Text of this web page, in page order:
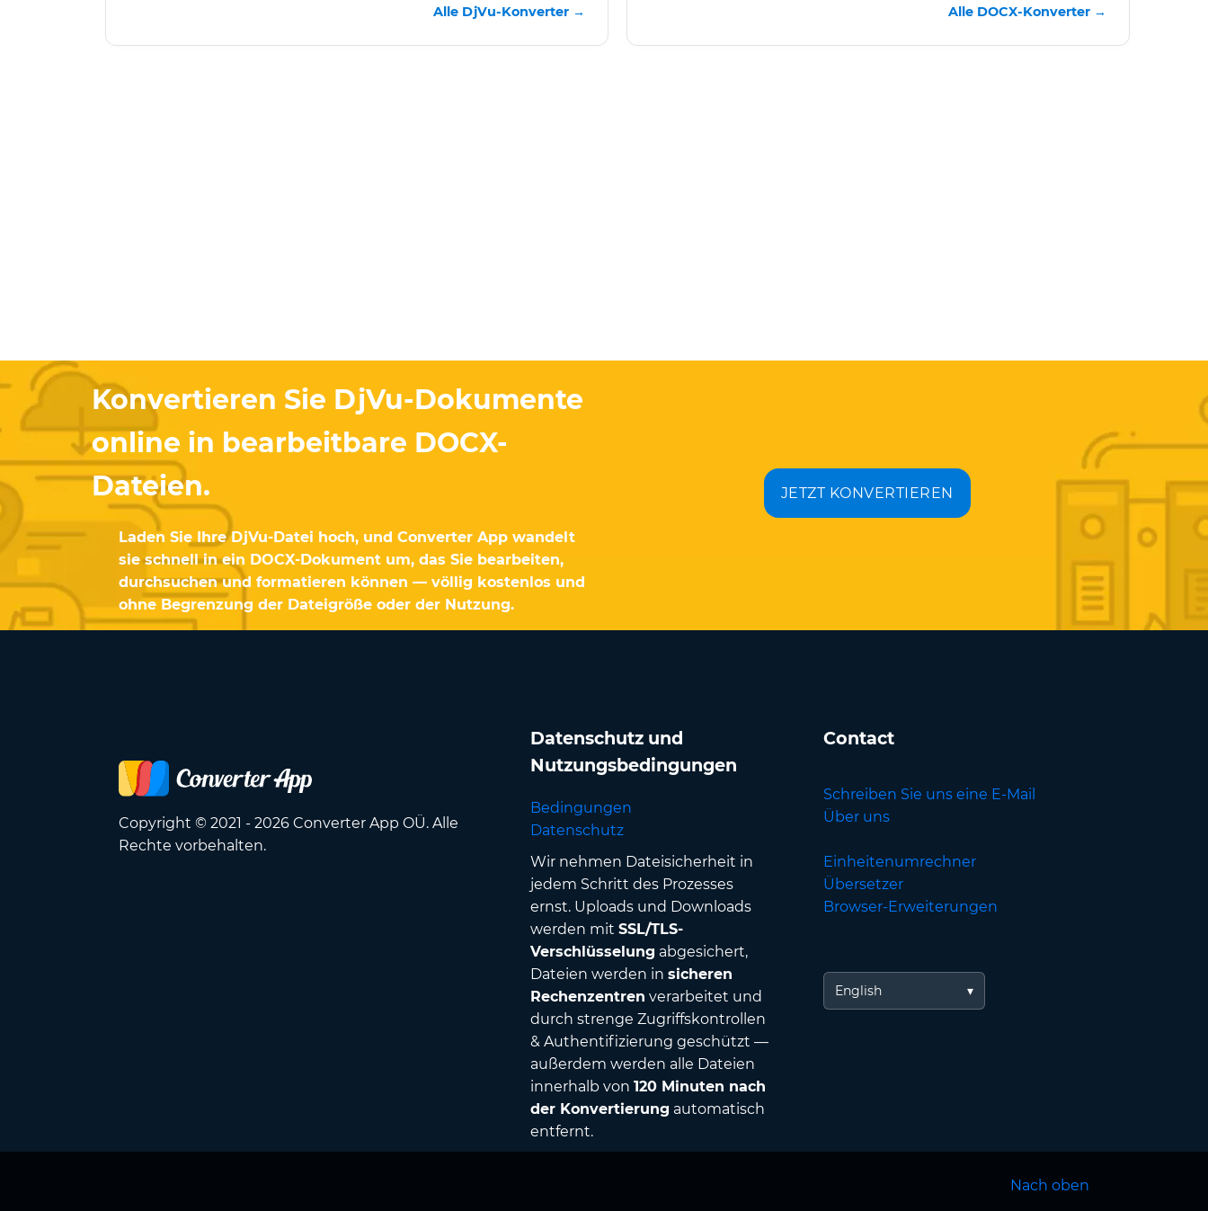
Alle DjVu-Konverter → Alle DOCX-Konverter →
Konvertieren Sie DjVu-Dokumente
online in bearbeitbare DOCX-
Dateien.
Laden Sie Ihre DjVu-Datei hoch, und Converter App wandelt
sie schnell in ein DOCX-Dokument um, das Sie bearbeiten,
durchsuchen und formatieren können — völlig kostenlos und
ohne Begrenzung der Dateigröße oder der Nutzung.
JETZT KONVERTIEREN
Copyright © 2021 - 2026 Converter App OÜ. Alle
Rechte vorbehalten.
Datenschutz und
Nutzungsbedingungen
Bedingungen
Datenschutz
Wir nehmen Dateisicherheit in
jedem Schritt des Prozesses
ernst. Uploads und Downloads
werden mit SSL/TLS-
Verschlüsselung abgesichert,
Dateien werden in sicheren
Rechenzentren verarbeitet und
durch strenge Zugriffskontrollen
& Authentifizierung geschützt —
außerdem werden alle Dateien
innerhalb von 120 Minuten nach
der Konvertierung automatisch
entfernt.
Contact
Schreiben Sie uns eine E-Mail
Über uns
Einheitenumrechner
Übersetzer
Browser-Erweiterungen
English
Nach oben